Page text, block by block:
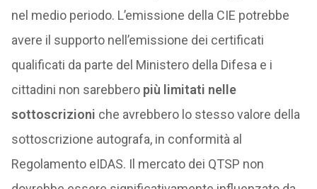
nel medio periodo. L’emissione della CIE potrebbe
avere il supporto nell’emissione dei certificati
qualificati da parte del Ministero della Difesa e i
cittadini non sarebbero più limitati nelle
sottoscrizioni che avrebbero lo stesso valore della
sottoscrizione autografa, in conformità al
Regolamento eIDAS. Il mercato dei QTSP non